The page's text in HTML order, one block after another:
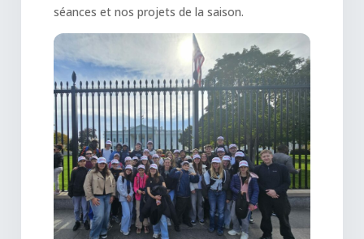
séances et nos projets de la saison.